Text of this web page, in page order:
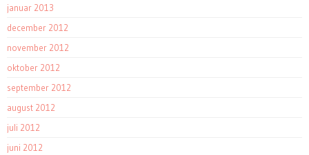
januar 2013
december 2012
november 2012
oktober 2012
september 2012
august 2012
juli 2012
juni 2012